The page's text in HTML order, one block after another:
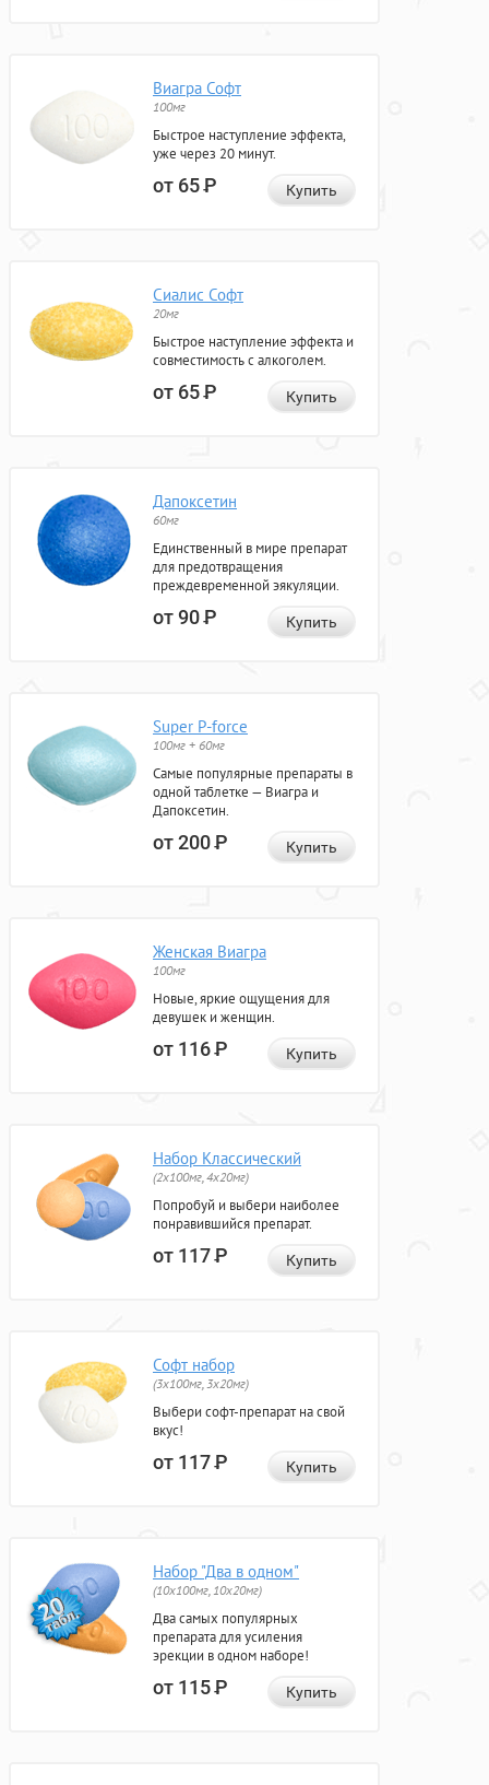
Виагра Софт
100мг
Быстрое наступление эффекта,
уже через 20 минут.
от 65Р Купить
Сиалис Софт
20мг
Быстрое наступление эффекта и
совместимость с алкоголем.
от 65Р Купить
Дапоксетин
60мг
Единственный в мире препарат
для предотвращения
преждевременной эякуляции.
от 90Р Купить
Super P-force
100мг + 60мг
Самые популярные препараты в
одной таблетке — Виагра и
Дапоксетин.
от 200Р Купить
Женская Виагра
100мг
Новые, яркие ощущения для
девушек и женщин.
от 116Р Купить
Набор Классический
(2x100мг, 4x20мг)
Попробуй и выбери наиболее
понравившийся препарат.
от 117Р Купить
Софт набор
(3x100мг, 3x20мг)
Выбери софт-препарат на свой
вкус!
от 117Р Купить
Набор "Два в одном"
(10x100мг, 10x20мг)
Два самых популярных
препарата для усиления
эрекции в одном наборе!
от 115Р Купить